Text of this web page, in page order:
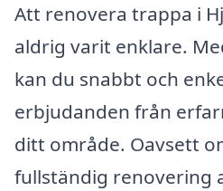
Att renovera trappa i
aldrig varit enklare.
kan du snabbt och
erbjudanden från
ditt område. Oavsett
fullständig renovering